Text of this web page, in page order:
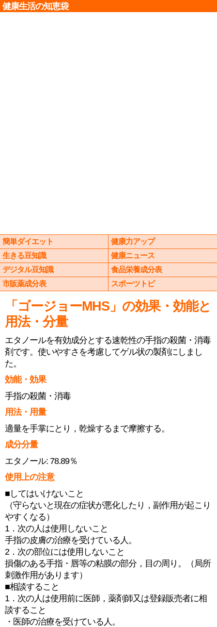
健康生活の知恵袋
簡単ダイエット
健康力アップ
生きる豆知識
健康ニュース
デジタル豆知識
食品栄養成分表
市販薬成分表
スポーツトピ
「ゴージョーMHS」の効果・効能と
用法・分量
エタノールを有効成分とする速乾性の手指の殺菌・消毒
剤です。使いやすさを考慮してゲル状の製剤にしまし
た。
効能・効果
手指の殺菌・消毒
用法・用量
適量を手掌にとり，乾燥するまで摩擦する。
成分分量
エタノール: 78.89％
使用上の注意
■してはいけないこと
（守らないと現在の症状が悪化したり，副作用が起こり
やすくなる）
1．次の人は使用しないこと
手指の皮膚の治療を受けている人。
2．次の部位には使用しないこと
損傷のある手指・唇等の粘膜の部分，目の周り。（局所
刺激作用があります）
■相談すること
1．次の人は使用前に医師，薬剤師又は登録販売者に相
談すること
・医師の治療を受けている人。